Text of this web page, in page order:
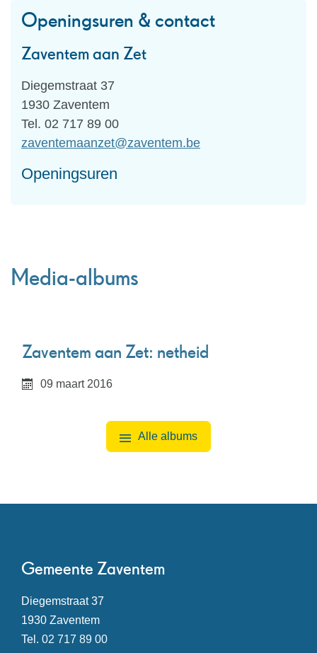
Openingsuren & contact
Zaventem aan Zet
Adres
Diegemstraat 37
,1930 Zaventem
Tel. 02 717 89 00
E-
zaventemaanzet@zaventem.be
Openingsuren
Media-albums
Zaventem aan Zet: netheid
09 maart 2016
Alle albums
Contact
Gemeente Zaventem
Adres
Diegemstraat 37
,1930 Zaventem
Tel. 02 717 89 00